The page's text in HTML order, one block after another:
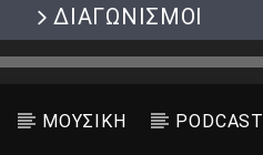
ΔΙΑΓΩΝΙΣΜΟΙ
ΜΟΥΣΙΚΗ